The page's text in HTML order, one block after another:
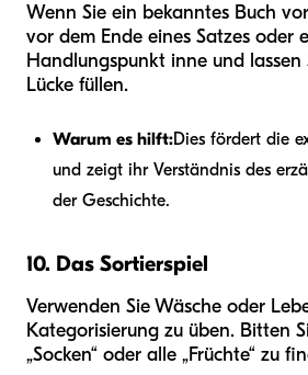
Wenn Sie ein bekanntes Buch
vor dem Ende eines Satzes oder
Handlungspunkt inne und lassen
Lücke füllen.
Warum es hilft:Dies fördert die
und zeigt ihr Verständnis des
der Geschichte.
10. Das Sortierspiel
Verwenden Sie Wäsche oder
Kategorisierung zu üben. Bitten
„Socken“ oder alle „Früchte“ zu